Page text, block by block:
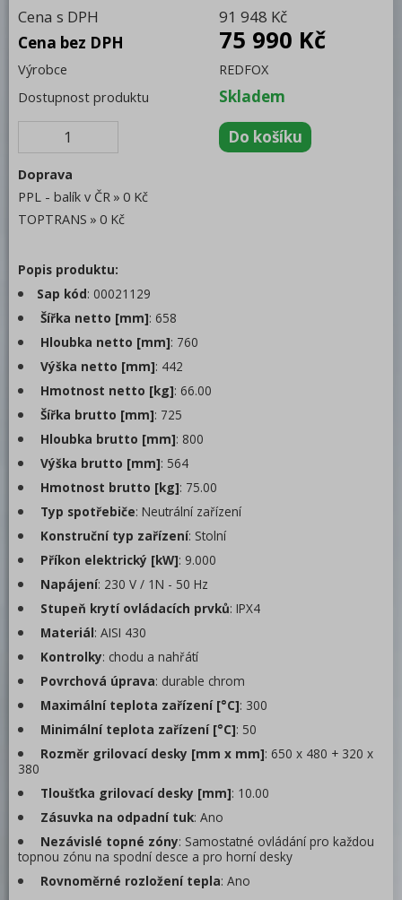
Steak grily
Poloautomatické
Grilovací desky
Multifunkční pánve
Udržovače hranolek
Vodní lázně
Podestavby
Hot-dogy
Ohřívače uzenin
Salamandry
Toastery
Vyhřívané a neutrální vitríny
Mikrovlnné trouby
Indukční vařiče
Vařiče těstovin
Příprava masa a zeleniny
Pizza program
Konvektomaty
Trouby pro rychlou přípravu
Chlazení
Mycí program
Změkčovače
Cena s DPH
91 948 Kč
Cena bez DPH
75 990 Kč
Výrobce
REDFOX
Dostupnost produktu
Skladem
Doprava
PPL - balík v ČR
0 Kč
TOPTRANS
0 Kč
Popis produktu:
Sap kód: 00021129
Šířka netto [mm]: 658
Hloubka netto [mm]: 760
Výška netto [mm]: 442
Hmotnost netto [kg]: 66.00
Šířka brutto [mm]: 725
Hloubka brutto [mm]: 800
Výška brutto [mm]: 564
Hmotnost brutto [kg]: 75.00
Typ spotřebiče: Neutrální zařízení
Konstruční typ zařízení: Stolní
Příkon elektrický [kW]: 9.000
Napájení: 230 V / 1N - 50 Hz
Stupeň krytí ovládacích prvků: IPX4
Materiál: AISI 430
Kontrolky: chodu a nahřátí
Povrchová úprava: durable chrom
Maximální teplota zařízení [°C]: 300
Minimální teplota zařízení [°C]: 50
Rozměr grilovací desky [mm x mm]: 650 x 480 + 320 x
380
Tloušťka grilovací desky [mm]: 10.00
Zásuvka na odpadní tuk: Ano
Nezávislé topné zóny: Samostatné ovládání pro každou
topnou zónu na spodní desce a pro horní desky
Rovnoměrné rozložení tepla: Ano